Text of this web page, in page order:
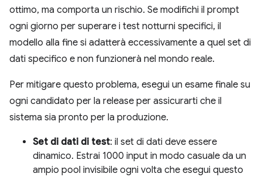
ottimo, ma comporta un rischio. Se modifichi il prompt
ogni giorno per superare i test notturni specifici, il
modello alla fine si adatterà eccessivamente a quel set di
dati specifico e non funzionerà nel mondo reale.
Per mitigare questo problema, esegui un esame finale su
ogni candidato per la release per assicurarti che il
sistema sia pronto per la produzione.
Set di dati di test: il set di dati deve essere
dinamico. Estrai 1000 input in modo casuale da un
ampio pool invisibile ogni volta che esegui questo